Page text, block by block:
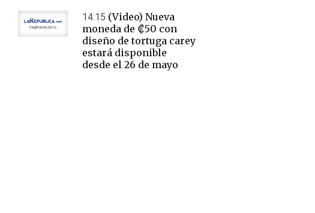
14:15 (Video) Nueva
moneda de ₡50 con
diseño de tortuga carey
estará disponible
desde el 26 de mayo